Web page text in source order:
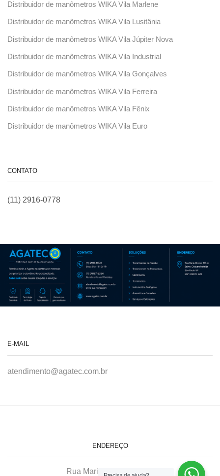
Distribuidor de manômetros WIKA Vila Marlene
Distribuidor de manômetros WIKA Vila Lusitânia
Distribuidor de manômetros WIKA Vila Júpiter Nova
Distribuidor de manômetros WIKA Vila Industrial
Distribuidor de manômetros WIKA Vila Gonçalves
Distribuidor de manômetros WIKA Vila Ferreira
Distribuidor de manômetros WIKA Vila Fênix
Distribuidor de manômetros WIKA Vila Euro
CONTATO
(11) 2916-0778
E-MAIL
atendimento@agatec.com.br
ENDEREÇO
Rua Maria Afonso, 166-A